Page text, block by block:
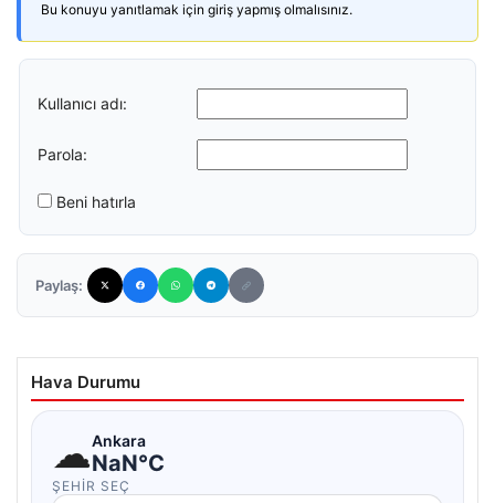
Bu konuyu yanıtlamak için giriş yapmış olmalısınız.
Kullanıcı adı:
Parola:
Beni hatırla
Paylaş:
Hava Durumu
☁Ankara
NaN°C
ŞEHIR SEÇ